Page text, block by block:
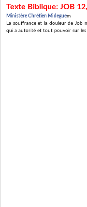
Texte Biblique: JOB
Ministère Chrétien Mideguem
La souffrance et la douleur de Job
qui a autorité et tout pouvoir sur les